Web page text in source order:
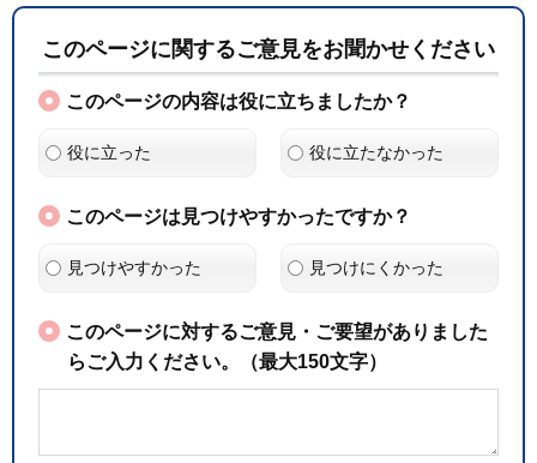
このページに関するご意見をお聞かせください
このページの内容は役に立ちましたか？
役に立った 役に立たなかった
このページは見つけやすかったですか？
見つけやすかった 見つけにくかった
このページに対するご意見・ご要望がありました
らご入力ください。（最大150文字）